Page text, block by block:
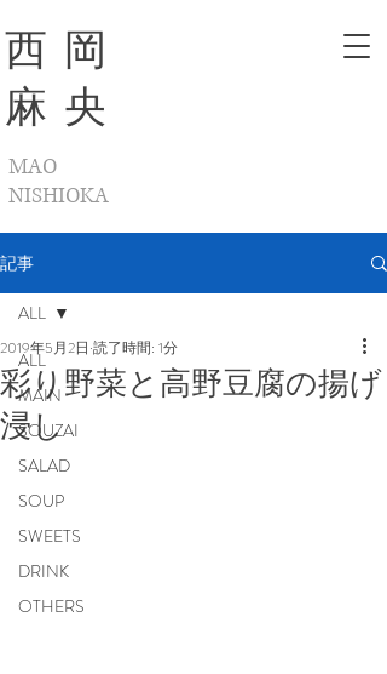
西 岡
麻 央
MAO​
NISHIOKA
記事
ALL
MAIN
SOUZAI
SALAD
SOUP
SWEETS
DRINK
OTHERS
ALL
彩り野菜と高野豆腐の揚げ
浸し
2019年5月2日 読了時間: 1分